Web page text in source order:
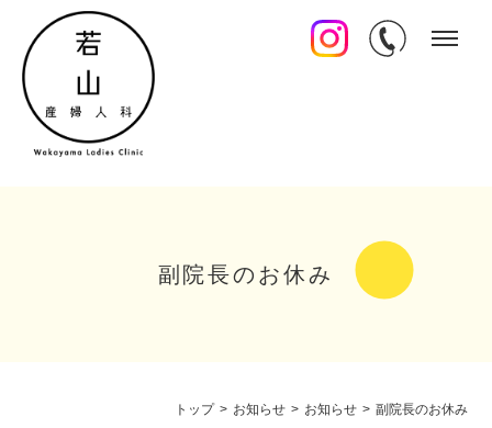
副院長のお休み
トップ > お知らせ > お知らせ > 副院長のお休み